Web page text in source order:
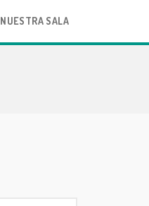
NUESTRA SALA